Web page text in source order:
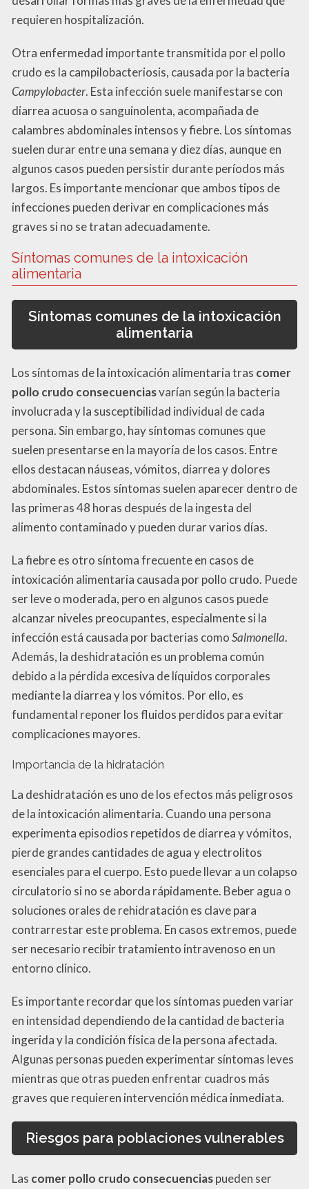
requieren hospitalización.
Otra enfermedad importante transmitida por el pollo
crudo es la campilobacteriosis, causada por la bacteria
Campylobacter. Esta infección suele manifestarse con
diarrea acuosa o sanguinolenta, acompañada de
calambres abdominales intensos y fiebre. Los síntomas
suelen durar entre una semana y diez días, aunque en
algunos casos pueden persistir durante períodos más
largos. Es importante mencionar que ambos tipos de
infecciones pueden derivar en complicaciones más
graves si no se tratan adecuadamente.
Síntomas comunes de la intoxicación
alimentaria
Síntomas comunes de la intoxicación
alimentaria
Los síntomas de la intoxicación alimentaria tras comer
pollo crudo consecuenciasvarían según la bacteria
involucrada y la susceptibilidad individual de cada
persona. Sin embargo, hay síntomas comunes que
suelen presentarse en la mayoría de los casos. Entre
ellos destacan náuseas, vómitos, diarrea y dolores
abdominales. Estos síntomas suelen aparecer dentro de
las primeras 48 horas después de la ingesta del
alimento contaminado y pueden durar varios días.
La fiebre es otro síntoma frecuente en casos de
intoxicación alimentaria causada por pollo crudo. Puede
ser leve o moderada, pero en algunos casos puede
alcanzar niveles preocupantes, especialmente si la
infección está causada por bacterias comoSalmonella.
Además, la deshidratación es un problema común
debido a la pérdida excesiva de líquidos corporales
mediante la diarrea y los vómitos. Por ello, es
fundamental reponer los fluidos perdidos para evitar
complicaciones mayores.
Importancia de la hidratación
La deshidratación es uno de los efectos más peligrosos
de la intoxicación alimentaria. Cuando una persona
experimenta episodios repetidos de diarrea y vómitos,
pierde grandes cantidades de agua y electrolitos
esenciales para el cuerpo. Esto puede llevar a un colapso
circulatorio si no se aborda rápidamente. Beber agua o
soluciones orales de rehidratación es clave para
contrarrestar este problema. En casos extremos, puede
ser necesario recibir tratamiento intravenoso en un
entorno clínico.
Es importante recordar que los síntomas pueden variar
en intensidad dependiendo de la cantidad de bacteria
ingerida y la condición física de la persona afectada.
Algunas personas pueden experimentar síntomas leves
mientras que otras pueden enfrentar cuadros más
graves que requieren intervención médica inmediata.
Riesgos para poblaciones vulnerables
Las comer pollo crudo consecuenciaspueden ser